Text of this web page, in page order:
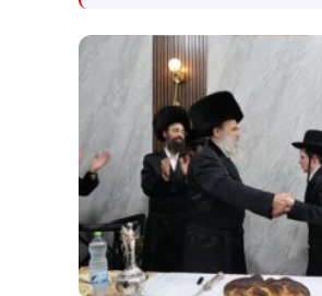
האזרחי. המהלך תלוי באישור
מוסדות המפלגה, לקראת ועידת
באוגוסט